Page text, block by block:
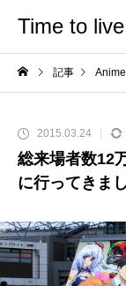
Time to
記事 Anime
2015.03.24
総来場者数12
に行ってきま